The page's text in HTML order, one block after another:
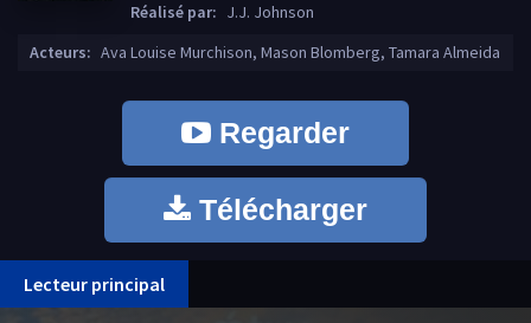
Réalisé par: J.J. Johnson
Acteurs: Ava Louise Murchison, Mason Blomberg, Tamara Almeida
Regarder
Télécharger
Lecteur principal